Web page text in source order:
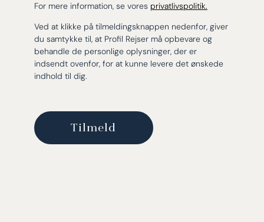
For mere information, se vores privatlivspolitik.
Ved at klikke på tilmeldingsknappen nedenfor, giver
du samtykke til, at Profil Rejser må opbevare og
behandle de personlige oplysninger, der er
indsendt ovenfor, for at kunne levere det ønskede
indhold til dig.